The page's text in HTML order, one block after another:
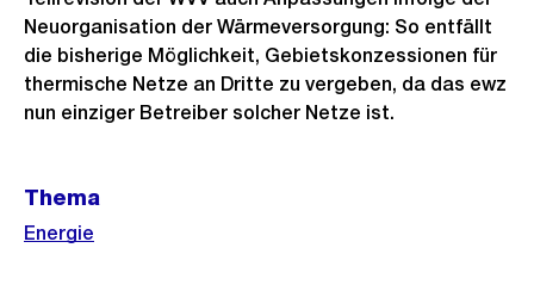
Neuorganisation der Wärmeversorgung: So entfällt
die bisherige Möglichkeit, Gebietskonzessionen für
thermische Netze an Dritte zu vergeben, da das ewz
nun einziger Betreiber solcher Netze ist.
Weitere
Informationen
Thema
Energie